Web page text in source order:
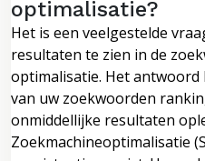
optimalisatie?
Het is een veelgestelde
resultaten te zien in de
optimalisatie. Het
van uw zoekwoorden
onmiddellijke resultaten
Zoekmachineoptimalisatie